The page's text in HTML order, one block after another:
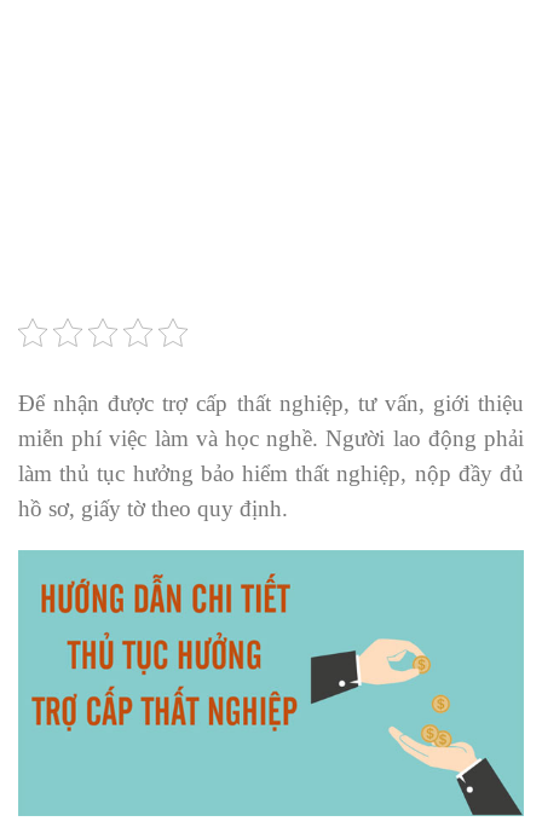
Để nhận được trợ cấp thất nghiệp, tư vấn, giới thiệu
miễn phí việc làm và học nghề. Người lao động phải
làm thủ tục hưởng bảo hiểm thất nghiệp, nộp đầy đủ
hồ sơ, giấy tờ theo quy định.